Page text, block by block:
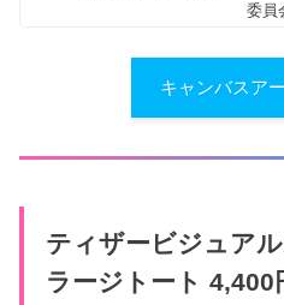
委員
キャンバスア
ティザービジュア
ラージトート 4,400